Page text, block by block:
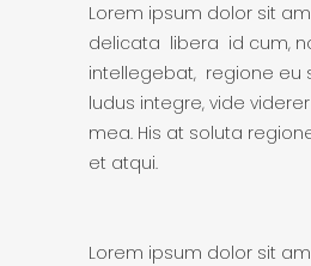
Lorem ipsum dolor sit
delicata libera id cum,
intellegebat, regione eu
ludus integre, vide
mea. His at soluta
et atqui.
Lorem ipsum dolor sit